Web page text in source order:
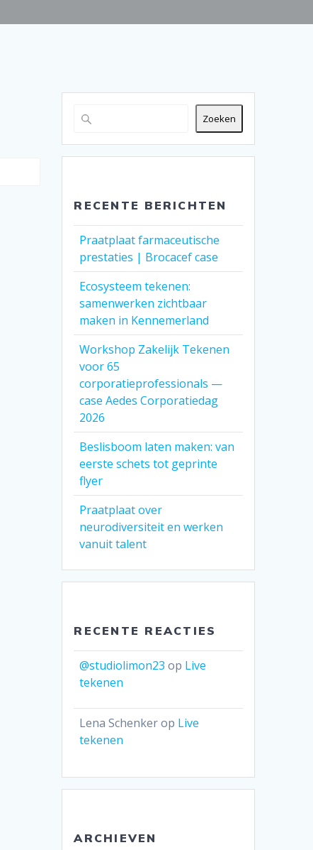
Zoeken
RECENTE BERICHTEN
Praatplaat farmaceutische
prestaties | Brocacef case
Ecosysteem tekenen:
samenwerken zichtbaar
maken in Kennemerland
Workshop Zakelijk Tekenen
voor 65
corporatieprofessionals —
case Aedes Corporatiedag
2026
Beslisboom laten maken: van
eerste schets tot geprinte
flyer
Praatplaat over
neurodiversiteit en werken
vanuit talent
RECENTE REACTIES
@studiolimon23 op Live
tekenen
Lena Schenkerop Live
tekenen
ARCHIEVEN